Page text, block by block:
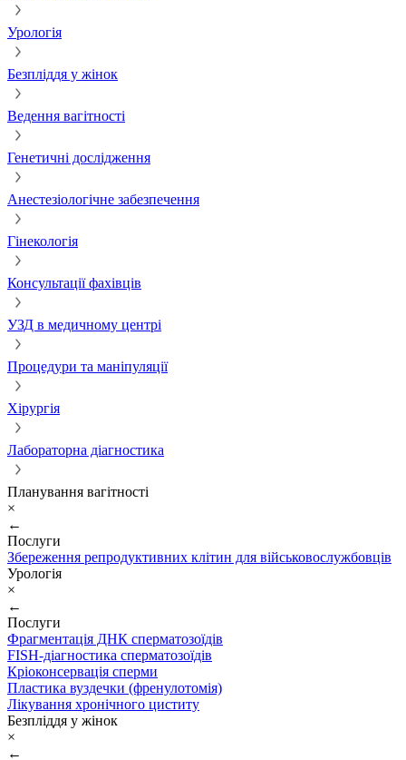
Урологія
Безпліддя у жінок
Ведення вагітності
Генетичні дослідження
Анестезіологічне забезпечення
Гінекологія
Консультації фахівців
УЗД в медичному центрі
Процедури та маніпуляції
Хірургія
Лабораторна діагностика
Планування вагітності
×
←
Послуги
Збереження репродуктивних клітин для військовослужбовців
Урологія
×
←
Послуги
Фрагментація ДНК сперматозоїдів
FISH-діагностика сперматозоїдів
Кріоконсервація сперми
Пластика вуздечки (френулотомія)
Лікування хронічного циститу
Безпліддя у жінок
×
←